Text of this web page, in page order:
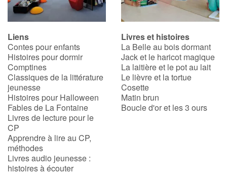
Liens
Contes pour enfants
Histoires pour dormir
Comptines
Classiques de la littérature
jeunesse
Histoires pour Halloween
Fables de La Fontaine
Livres de lecture pour le
CP
Apprendre à lire au CP,
méthodes
Livres audio jeunesse :
histoires à écouter
Livres et histoires
La Belle au bois dormant
Jack et le haricot magique
La laitière et le pot au lait
Le lièvre et la tortue
Cosette
Matin brun
Boucle d'or et les 3 ours